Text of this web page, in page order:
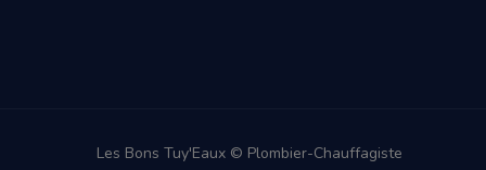
Les Bons Tuy'Eaux © Plombier-Chauffagiste